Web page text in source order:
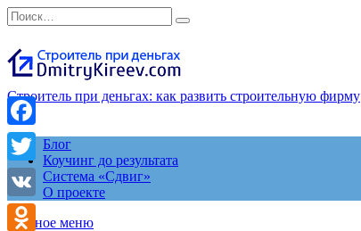
Перейти
к
содержанию
Search
for:
Строитель при деньгах: как развить строительную фирму
Блог
Коучинг до результата
Система «Сдвиг»
О проекте
Главное меню
Facebook
Twitter
VK